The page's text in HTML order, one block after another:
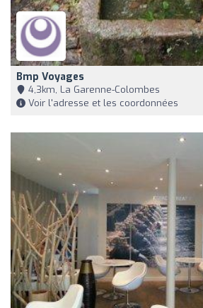
Bmp Voyages
4,3km, La Garenne-Colombes
Voir l'adresse et les coordonnées